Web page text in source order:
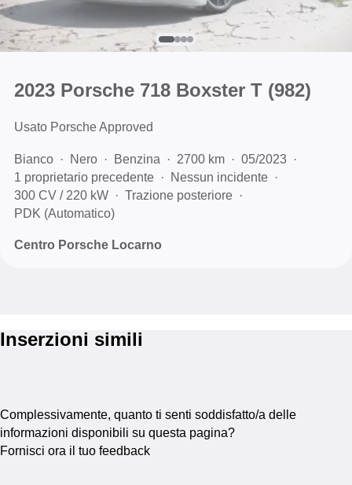
2023 Porsche 718 Boxster T (982)
Usato Porsche Approved
Bianco Nero Benzina 2700 km
05/2023
1 proprietario precedente
Nessun incidente
300 CV / 220 kW
Trazione posteriore
PDK (Automatico)
Centro Porsche Locarno
Inserzioni simili
Complessivamente, quanto ti senti soddisfatto/a delle
informazioni disponibili su questa pagina?
Fornisci ora il tuo feedback